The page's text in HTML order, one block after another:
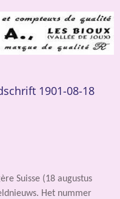
1901-08-18
Suisse (18 augustus
Het nummer